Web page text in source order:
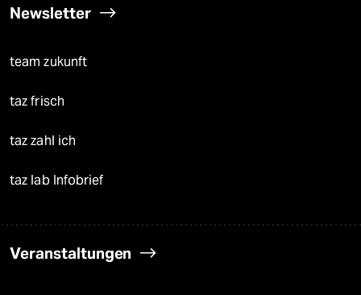
Newsletter
team zukunft
taz frisch
taz zahl ich
taz lab Infobrief
Veranstaltungen